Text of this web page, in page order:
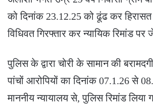
को दिनांक 23.12.25 को ढूंढ कर हिरासत
विधिवत गिरफ्तार कर न्यायिक रिमांड
पुलिस के द्वारा चोरी के सामान की
पांचों आरोपियों का दिनांक 07.1.26 से
माननीय न्यायालय से, पुलिस रिमांड लिया